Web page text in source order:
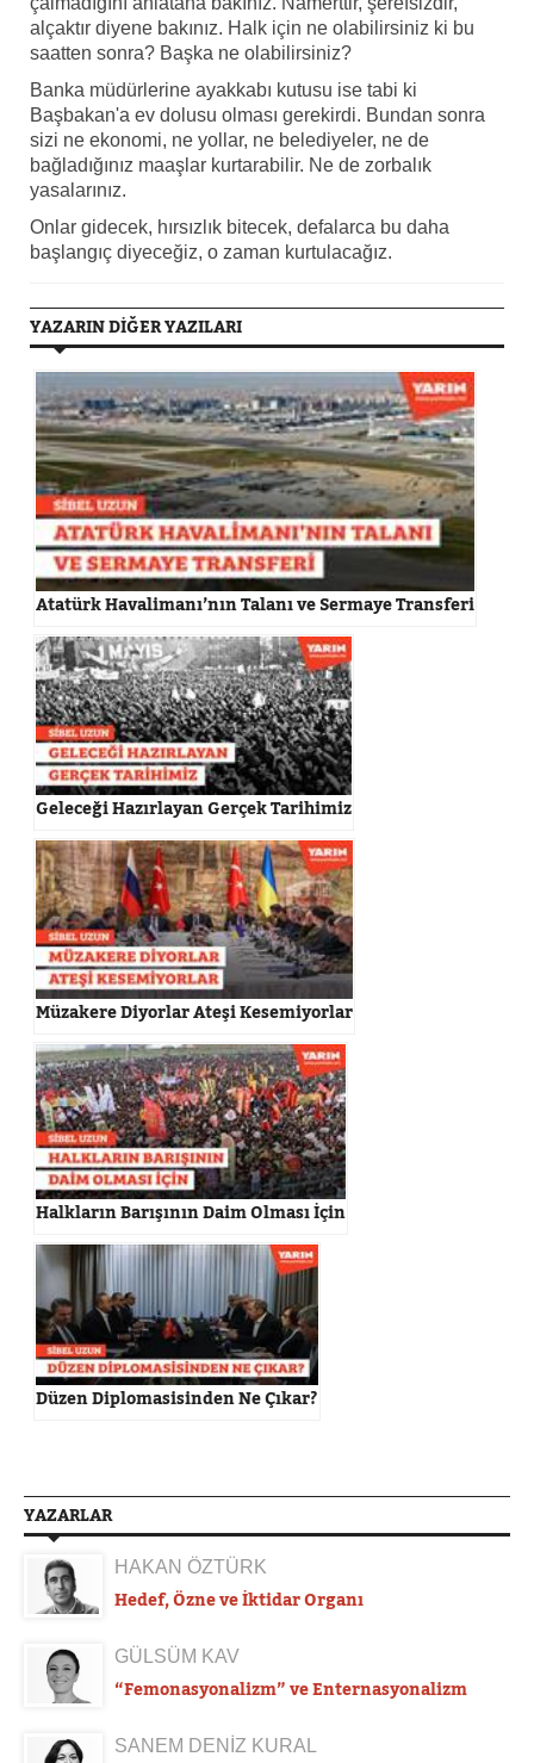
alçaktır diyene bakınız. Halk için ne olabilirsiniz ki bu
saatten sonra? Başka ne olabilirsiniz?
Banka müdürlerine ayakkabı kutusu ise tabi ki
Başbakan'a ev dolusu olması gerekirdi. Bundan sonra
sizi ne ekonomi, ne yollar, ne belediyeler, ne de
bağladığınız maaşlar kurtarabilir. Ne de zorbalık
yasalarınız.
Onlar gidecek, hırsızlık bitecek, defalarca bu daha
başlangıç diyeceğiz, o zaman kurtulacağız.
YAZARIN DİĞER YAZILARI
Atatürk Havalimanı’nın Talanı ve Sermaye Transferi
Geleceği Hazırlayan Gerçek Tarihimiz
Müzakere Diyorlar Ateşi Kesemiyorlar
Halkların Barışının Daim Olması İçin
Düzen Diplomasisinden Ne Çıkar?
YAZARLAR
HAKAN ÖZTÜRK
Hedef, Özne ve İktidar Organı
GÜLSÜM KAV
“Femonasyonalizm” ve Enternasyonalizm
SANEM DENİZ KURAL